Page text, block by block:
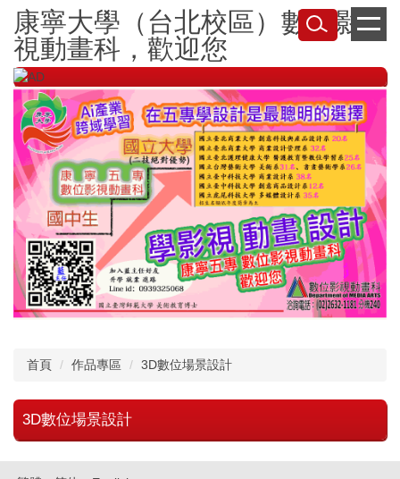
跳
到
主
要
內
容
康寧大學（台北校區）數位影
視動畫科，歡迎您
首頁 作品專區 3D數位場景設計
3D數位場景設計